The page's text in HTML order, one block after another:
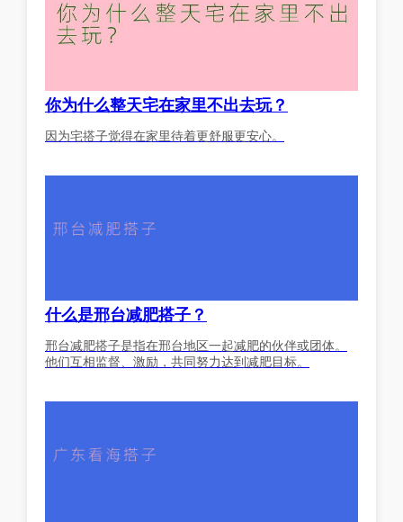
你为什么整天宅在家里不出去玩？
因为宅搭子觉得在家里待着更舒服更安心。
什么是邢台减肥搭子？
邢台减肥搭子是指在邢台地区一起减肥的伙伴或团体。
他们互相监督、激励，共同努力达到减肥目标。